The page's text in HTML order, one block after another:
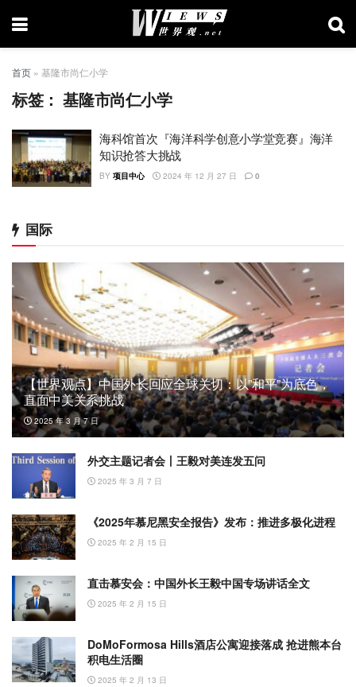
首页 » 基隆市尚仁小学
标签：基隆市尚仁小学
海科馆首次『海洋科学创意小学堂竞赛』海洋
知识抢答大挑战
BY 项目中心 2024 年 12 月 27 日 0
国际
【世界观点】中国外长回应全球关切：以”和平”为底色，
直面中美关系挑战
2025 年 3 月 7 日
外交主题记者会丨王毅对美连发五问
2025 年 3 月 7 日
《2025年慕尼黑安全报告》发布：推进多极化进程
2025 年 2 月 15 日
直击慕安会：中国外长王毅中国专场讲话全文
2025 年 2 月 15 日
DoMoFormosa Hills酒店公寓迎接落成 抢进熊本台
积电生活圈
2025 年 2 月 13 日